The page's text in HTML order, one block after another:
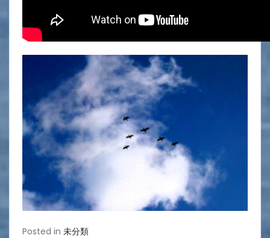
Posted in 未分類